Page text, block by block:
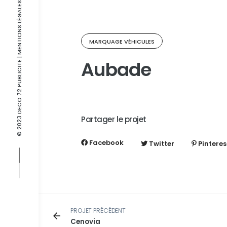
© 2023 DECO 72 PUBLICITE
| MENTIONS LÉGALES MARQUAGE VÉHICULES
Aubade
Partager le projet
Facebook Twitter
PROJET PRÉCÉDENT
Cenovia